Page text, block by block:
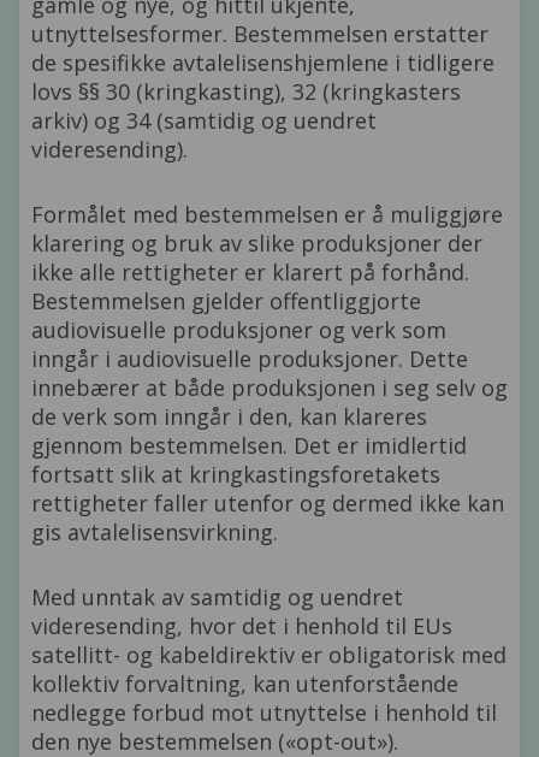
utnyttelsesformer. Bestemmelsen erstatter
de spesifikke avtalelisenshjemlene i tidligere
lovs §§ 30 (kringkasting), 32 (kringkasters
arkiv) og 34 (samtidig og uendret
videresending).
Formålet med bestemmelsen er å muliggjøre
klarering og bruk av slike produksjoner der
ikke alle rettigheter er klarert på forhånd.
Bestemmelsen gjelder offentliggjorte
audiovisuelle produksjoner og verk som
inngår i audiovisuelle produksjoner. Dette
innebærer at både produksjonen i seg selv og
de verk som inngår i den, kan klareres
gjennom bestemmelsen. Det er imidlertid
fortsatt slik at kringkastingsforetakets
rettigheter faller utenfor og dermed ikke kan
gis avtalelisensvirkning.
Med unntak av samtidig og uendret
videresending, hvor det i henhold til EUs
satellitt- og kabeldirektiv er obligatorisk med
kollektiv forvaltning, kan utenforstående
nedlegge forbud mot utnyttelse i henhold til
den nye bestemmelsen («opt-out»).